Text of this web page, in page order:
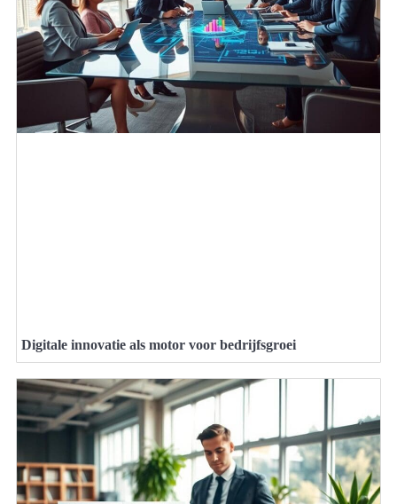
Digitale innovatie als motor voor bedrijfsgroei